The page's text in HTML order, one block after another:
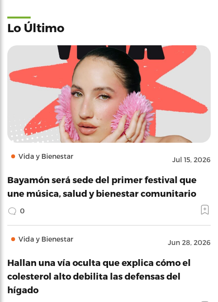
Lo Último
Vida y Bienestar Jul 15, 2026
Bayamón será sede del primer festival que
une música, salud y bienestar comunitario
0
Vida y Bienestar Jun 28, 2026
Hallan una vía oculta que explica cómo el
colesterol alto debilita las defensas del
hígado